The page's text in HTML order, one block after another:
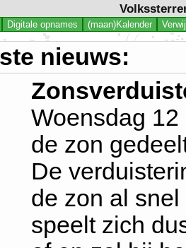
Digitale opnames (maan)Kalender
nieuws:
Woensdag
de zon
De
de zon al
speelt zich